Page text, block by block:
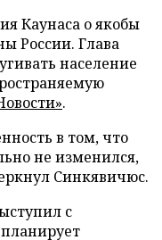
Каунаса о якобы
России. Глава
население
.
в том, что
не изменился,
Синкявичюс.
с